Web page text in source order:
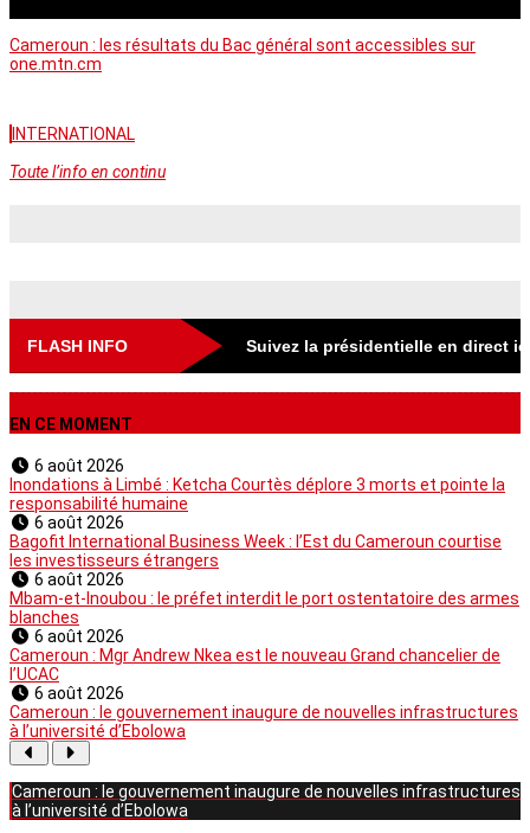
Cameroun : les résultats du Bac général sont accessibles sur
one.mtn.cm
INTERNATIONAL
Toute l’info en continu
FLASH INFO Suivez la présidentielle en direct
EN CE MOMENT
6 août 2026
Inondations à Limbé : Ketcha Courtès déplore 3 morts et pointe la
responsabilité humaine
6 août 2026
Bagofit International Business Week : l’Est du Cameroun courtise
les investisseurs étrangers
6 août 2026
Mbam-et-Inoubou : le préfet interdit le port ostentatoire des armes
blanches
6 août 2026
Cameroun : Mgr Andrew Nkea est le nouveau Grand chancelier de
l’UCAC
6 août 2026
Cameroun : le gouvernement inaugure de nouvelles infrastructures
à l’université d’Ebolowa
Cameroun : le gouvernement inaugure de nouvelles infrastructures
à l’université d’Ebolowa